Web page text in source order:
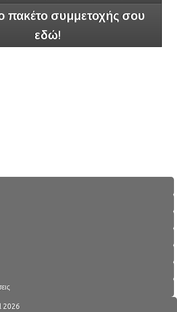
πακέτο συμμετοχής σου
εδώ!
2026